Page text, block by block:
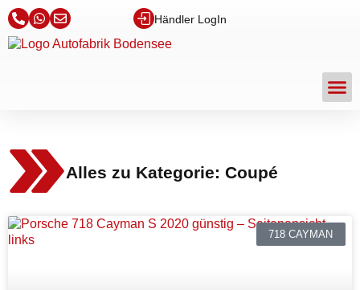
Händler LogIn
Alles zu Kategorie: Coupé
718 CAYMAN